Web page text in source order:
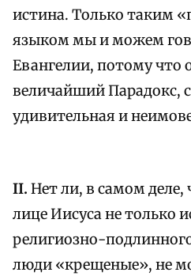
истина. Только таким
языком мы и можем
Евангелии, потому что
величайший Парадокс,
удивительная и
II. Нет ли, в самом
лице Иисуса не только
религиозно-
люди «крещеные», не